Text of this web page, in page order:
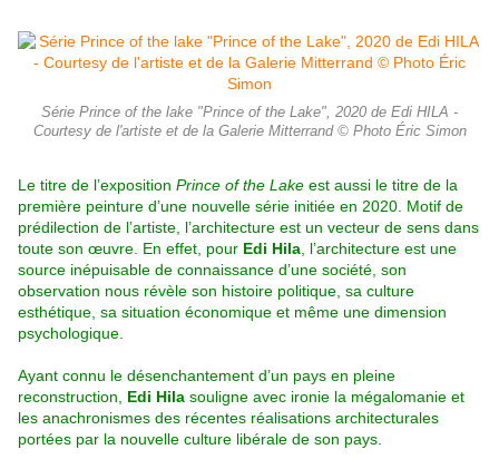
Série Prince of the lake "Prince of the Lake", 2020 de Edi HILA -
Courtesy de l'artiste et de la Galerie Mitterrand © Photo Éric Simon
Le titre de l’exposition Prince of the Lake est aussi le titre de la
première peinture d’une nouvelle série initiée en 2020. Motif de
prédilection de l’artiste, l’architecture est un vecteur de sens dans
toute son œuvre. En effet, pour Edi Hila , l’architecture est une
source inépuisable de connaissance d’une société, son
observation nous révèle son histoire politique, sa culture
esthétique, sa situation économique et même une dimension
psychologique.
Ayant connu le désenchantement d’un pays en pleine
reconstruction, Edi Hila souligne avec ironie la mégalomanie et
les anachronismes des récentes réalisations architecturales
portées par la nouvelle culture libérale de son pays.